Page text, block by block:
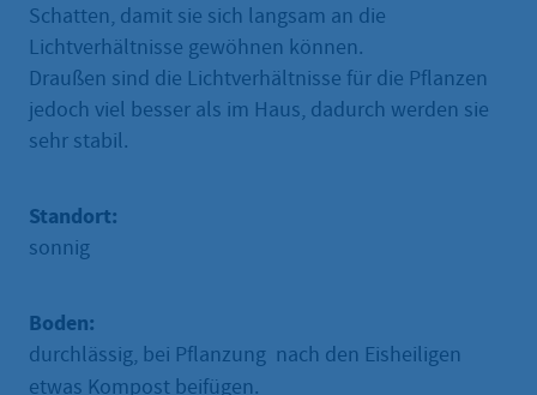
Schatten, damit sie sich langsam an die
Lichtverhältnisse gewöhnen können.
Draußen sind die Lichtverhältnisse für die Pflanzen
jedoch viel besser als im Haus, dadurch werden sie
sehr stabil.
Standort:
sonnig
Boden:
durchlässig, bei Pflanzung nach den Eisheiligen
etwas Kompost beifügen.